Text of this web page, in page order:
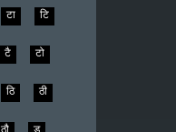
टा टि
टै टो
ठि ठी
ठौ ड